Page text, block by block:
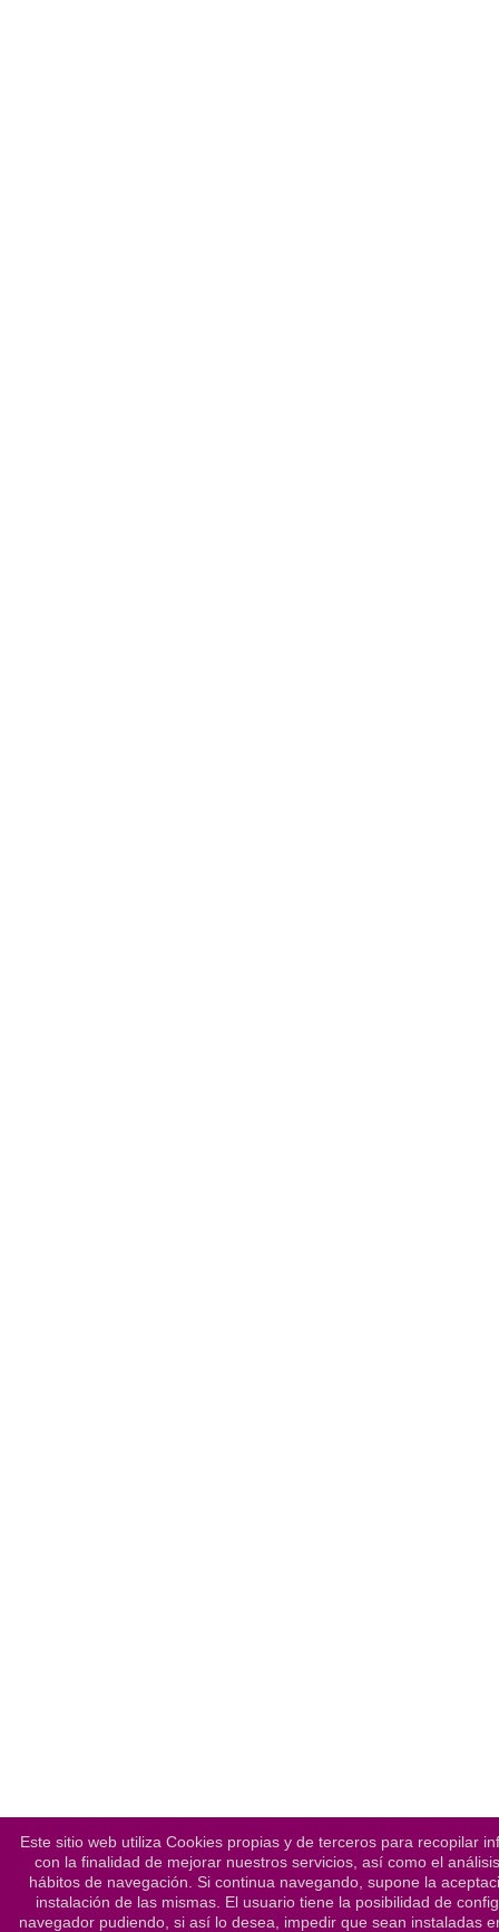
Este sitio web utiliza Cookies propias y de terceros para recopilar
con la finalidad de mejorar nuestros servicios, así como el
hábitos de navegación. Si continua navegando, supone la
instalación de las mismas. El usuario tiene la posibilidad de
navegador pudiendo, si así lo desea, impedir que sean instaladas